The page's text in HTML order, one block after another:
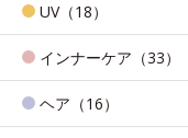
UV（18）
インナーケア（33）
ヘア（16）